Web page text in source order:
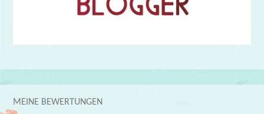
MEINE BEWERTUNGEN